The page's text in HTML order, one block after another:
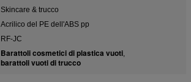
Skincare & trucco
Acrilico del PE dell'ABS pp
RF-JC
Barattoli cosmetici di plastica vuoti,
barattoli vuoti di trucco